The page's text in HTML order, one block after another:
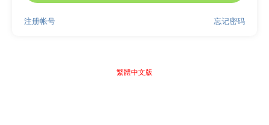
忘记密码
注册帐号
繁體中文版